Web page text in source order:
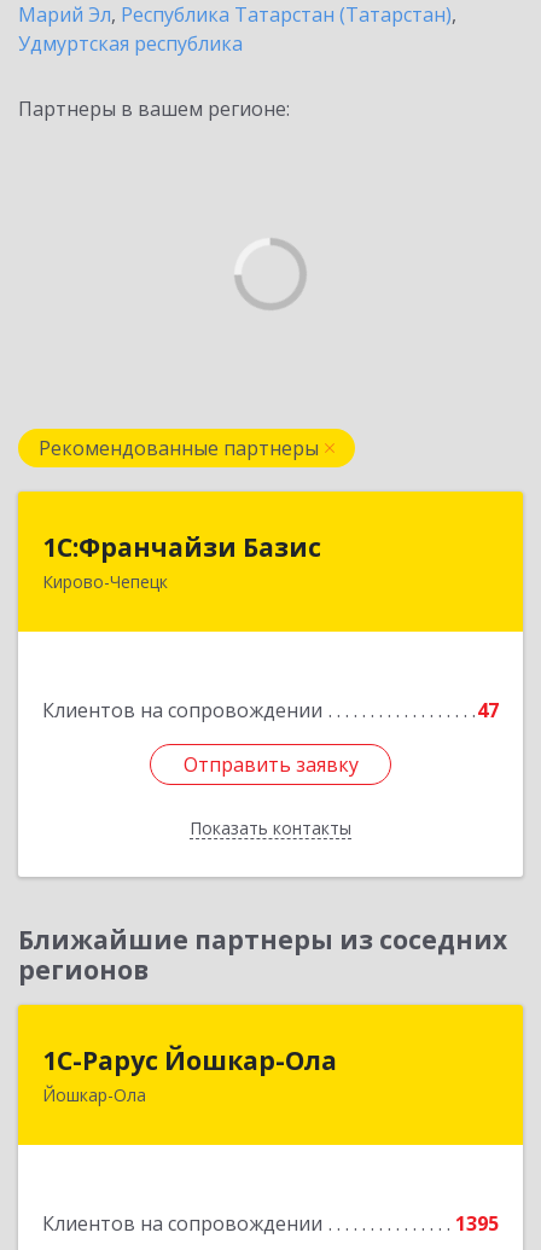
Марий Эл, Республика Татарстан (Татарстан),
Удмуртская республика
Партнеры в вашем регионе:
Рекомендованные партнеры
1С:Франчайзи Базис
Кирово-Чепецк
Клиентов на сопровождении 47
Отправить заявку
Показать контакты
613044, Кировская обл, город Кирово-Чепецк
Подробнее
Отправить заявку
Назад
Ближайшие партнеры из соседних
регионов
1С-Рарус Йошкар-Ола
Йошкар-Ола
Клиентов на сопровождении
1395
424004, Марий Эл Респ, Йошкар-Ола г, Волкова